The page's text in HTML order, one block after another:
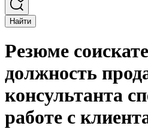
Найти
Резюме
должность
консультанта
работе с